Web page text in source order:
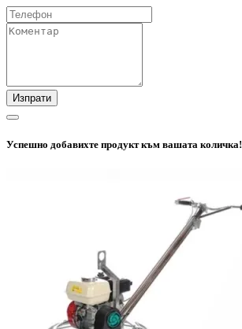
Изпрати
Успешно добавихте продукт към вашата количка!